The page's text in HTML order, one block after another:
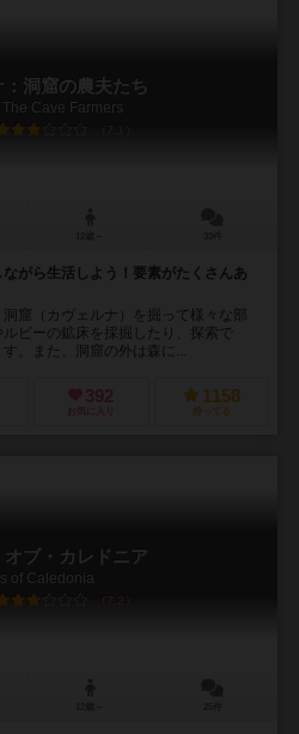
：洞窟の農夫たち
Cave Farmers
7.1
がら生活しよう！要素がたくさんあ
窟（カヴェルナ）を掘って様々な部
ビーの鉱床を採掘したり、探索で
。また、洞窟の外は森に...
392
お気に入り
1158
持ってる
オブ・カレドニア
of Caledonia
7.2